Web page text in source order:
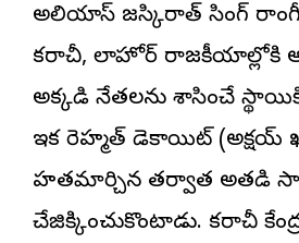
అలియాస్ జస్కిరాత్ సింగ్ రాంగీ
కరాచీ, లాహోర్ రాజకీయాల్లోకి
అక్కడి నేతలను శాసించే
ఇక రెహ్మత్ డెకాయిట్‌ (అక్షయ్
హతమార్చిన తర్వాత అతడి
చేజిక్కించుకొంటాడు. కరాచీ